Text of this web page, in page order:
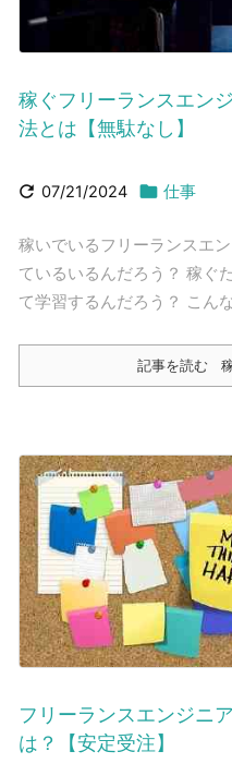
稼ぐフリーランスエン
法とは【無駄なし】
 07/21/2024  仕事
稼いでいるフリーランスエ
ているいるんだろう？ 稼ぐ
て学習するんだろう？ こん
記事を読む
フリーランスエンジニ
は？【安定受注】